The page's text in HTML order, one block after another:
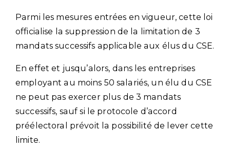
Parmi les mesures entrées en vigueur, cette loi
officialise la suppression de la limitation de 3
mandats successifs applicable aux élus du CSE.
En effet et jusqu’alors, dans les entreprises
employant au moins 50 salariés, un élu du CSE
ne peut pas exercer plus de 3 mandats
successifs, sauf si le protocole d’accord
préélectoral prévoit la possibilité de lever cette
limite.